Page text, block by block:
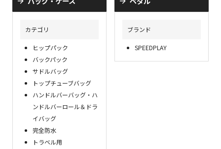
カテゴリ
ヒップパック
バックパック
サドルバッグ
トップチューブバッグ
ハンドルバーバッグ・ハ
ンドルバーロール＆ドラ
イバッグ
完全防水
トラベル用
ブランド
SPEEDPLAY